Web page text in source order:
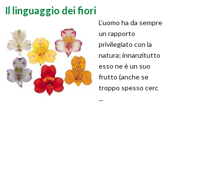
Il linguaggio dei fiori
L’uomo ha da sempre
un rapporto
privilegiato con la
natura; innanzitutto
esso ne è un suo
frutto (anche se
troppo spesso cerc
...